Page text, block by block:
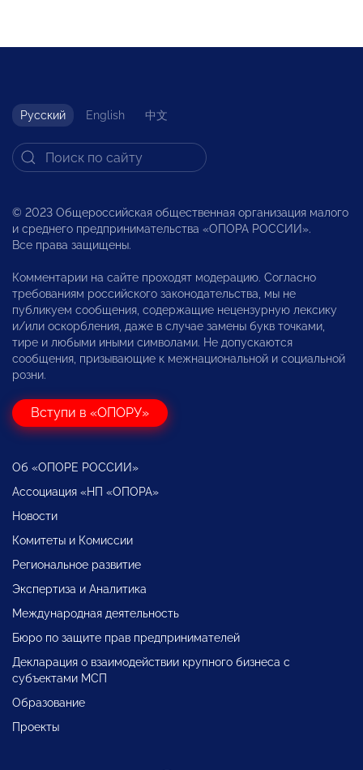
Русский English 中文
© 2023 Общероссийская общественная организация малого
и среднего предпринимательства «ОПОРА РОССИИ».
Все права защищены.
Комментарии на сайте проходят модерацию. Согласно
требованиям российского законодательства, мы не
публикуем сообщения, содержащие нецензурную лексику
и/или оскорбления, даже в случае замены букв точками,
тире и любыми иными символами. Не допускаются
сообщения, призывающие к межнациональной и социальной
розни.
Вступи в «ОПОРУ»
Об «ОПОРЕ РОССИИ»
Ассоциация «НП «ОПОРА»
Новости
Комитеты и Комиссии
Региональное развитие
Экспертиза и Аналитика
Международная деятельность
Бюро по защите прав предпринимателей
Декларация о взаимодействии крупного бизнеса с
субъектами МСП
Образование
Проекты